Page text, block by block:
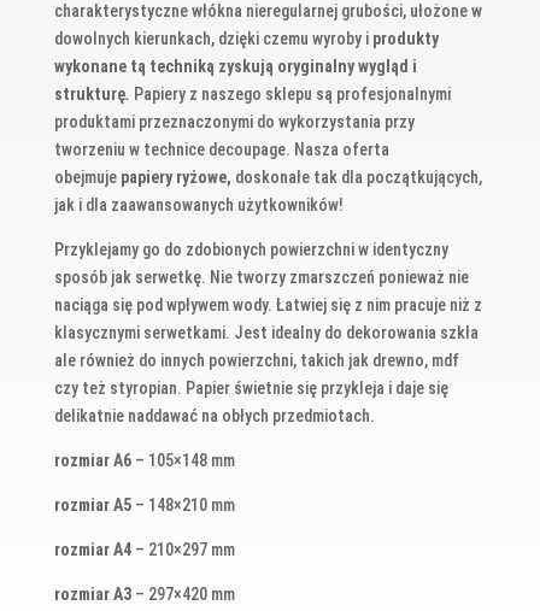
charakterystyczne włókna nieregularnej grubości, ułożone w
dowolnych kierunkach, dzięki czemu wyroby iprodukty
wykonane tą techniką zyskują oryginalny wygląd i
strukturę. Papiery z naszego sklepu są profesjonalnymi
produktami przeznaczonymi do wykorzystania przy
tworzeniu w technice decoupage. Nasza oferta
obejmuje papiery ryżowe, doskonałe tak dla początkujących,
jak i dla zaawansowanych użytkowników!
Przyklejamy go do zdobionych powierzchni w identyczny
sposób jak serwetkę. Nie tworzy zmarszczeń ponieważ nie
naciąga się pod wpływem wody. Łatwiej się z nim pracuje niż z
klasycznymi serwetkami. Jest idealny do dekorowania szkła
ale również do innych powierzchni, takich jak drewno, mdf
czy też styropian. Papier świetnie się przykleja i daje się
delikatnie naddawać na obłych przedmiotach.
rozmiar A6 – 105×148 mm
rozmiar A5– 148×210 mm
rozmiar A4– 210×297 mm
rozmiar A3– 297×420 mm